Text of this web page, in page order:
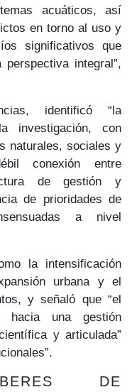
acuáticos, así
en torno al uso y
significativos que
integral”,
identificó “la
investigación, con
naturales, sociales y
conexión entre
de gestión y
de prioridades de
a nivel
la intensificación
urbana y el
y señaló que “el
hacia una gestión
y articulada”
DE